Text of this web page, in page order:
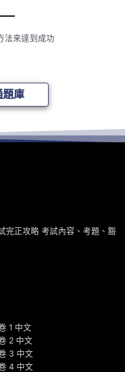
法來達到成功
題庫
完正攻略 考試內容、考題、豁
1 中文
2 中文
3 中文
4 中文